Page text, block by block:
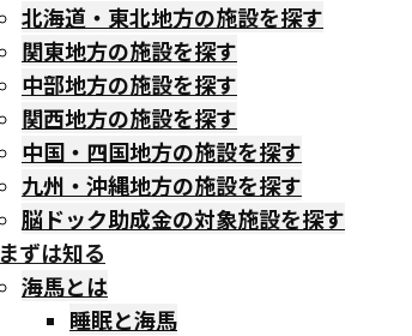
北海道・東北地方の施設を探す
関東地方の施設を探す
中部地方の施設を探す
関西地方の施設を探す
中国・四国地方の施設を探す
九州・沖縄地方の施設を探す
脳ドック助成金の対象施設を探す
まずは知る
海馬とは
睡眠と海馬